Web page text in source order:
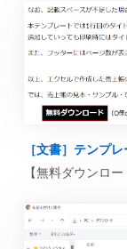
［文書］テンプ
【無料ダウンロ